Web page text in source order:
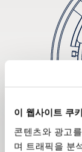
이 웹사이트 쿠
콘텐츠와 광고
며 트래픽을 분